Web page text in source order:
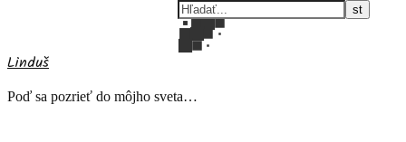
Linduš
Poď sa pozrieť do môjho sveta…